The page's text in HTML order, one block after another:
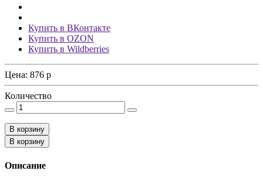
Купить в ВКонтакте
Купить в OZON
Купить в Wildberries
Цена: 876 p
Количество
В корзину
В корзину
Описание